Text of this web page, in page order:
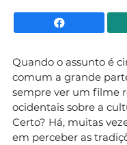
Quando o assunto é
comum a grande
sempre ver um filme
ocidentais sobre a
Certo? Há, muitas
em perceber as